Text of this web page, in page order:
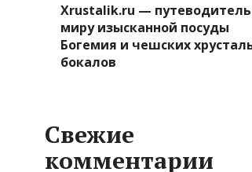
Xrustalik.ru —
миру изысканной посуды
Богемия и чешских
бокалов
Свежие
комментарии